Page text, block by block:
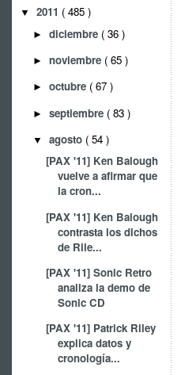
▼ 2011 ( 485 )
► diciembre ( 36 )
► noviembre ( 65 )
► octubre ( 67 )
► septiembre ( 83 )
▼ agosto ( 54 )
[PAX '11] Ken Balough
vuelve a afirmar que
la cron...
[PAX '11] Ken Balough
contrasta los dichos
de Rile...
[PAX '11] Sonic Retro
analiza la demo de
Sonic CD
[PAX '11] Patrick Riley
explica datos y
cronología...